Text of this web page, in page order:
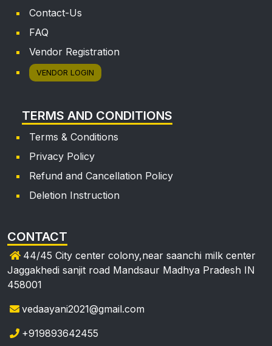
Contact-Us
FAQ
Vendor Registration
VENDOR LOGIN
TERMS AND CONDITIONS
Terms & Conditions
Privacy Policy
Refund and Cancellation Policy
Deletion Instruction
CONTACT
44/45 City center colony,near saanchi milk center
Jaggakhedi sanjit road Mandsaur Madhya Pradesh IN
458001
vedaayani2021@gmail.com
+919893642455